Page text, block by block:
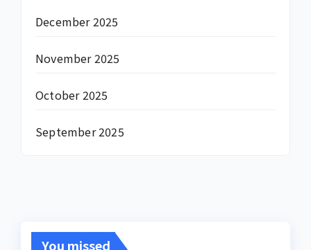
December 2025
November 2025
October 2025
September 2025
You missed